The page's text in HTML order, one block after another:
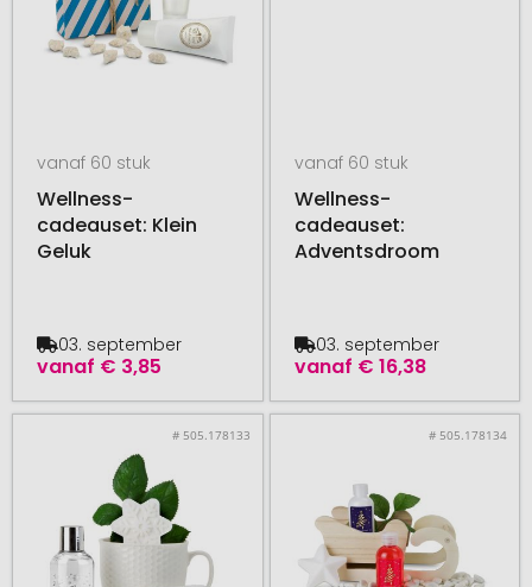
vanaf 60 stuk
Wellness-
cadeauset: Klein
Geluk
vanaf € 3,85
03. september
vanaf 60 stuk
Wellness-
cadeauset:
Adventsdroom
vanaf € 16,38
03. september
# 505.178133 # 505.178134